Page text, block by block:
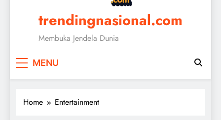
trendingnasional.com
Membuka Jendela Dunia
MENU
Home Entertainment